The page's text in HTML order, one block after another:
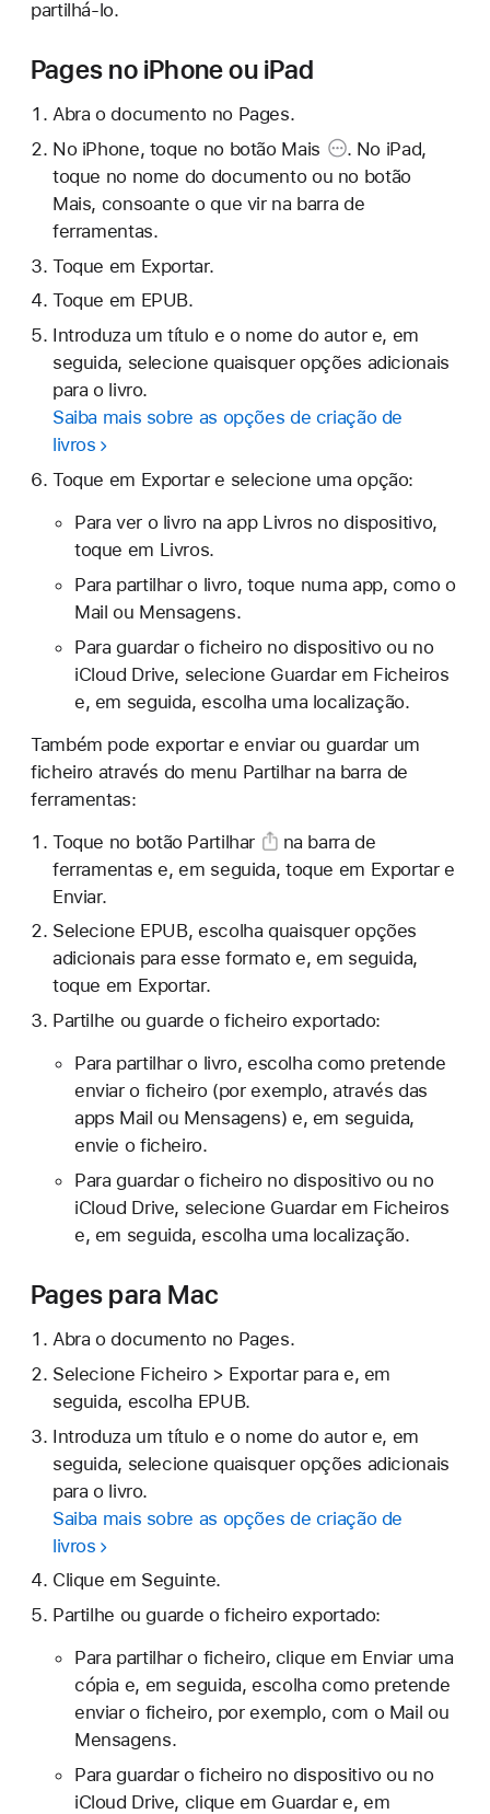
partilhá-lo.
Pages no iPhone ou iPad
Abra o documento no Pages.
No iPhone, toque no botão Mais
. No iPad,
toque no nome do documento ou no botão
Mais, consoante o que vir na barra de
ferramentas.
Toque em Exportar.
Toque em EPUB.
Introduza um título e o nome do autor e, em
seguida, selecione quaisquer opções adicionais
para o livro.
Saiba mais sobre as opções de criação de
livros
Toque em Exportar e selecione uma opção:
Para ver o livro na app Livros no dispositivo,
toque em Livros.
Para partilhar o livro, toque numa app, como o
Mail ou Mensagens.
Para guardar o ficheiro no dispositivo ou no
iCloud Drive, selecione Guardar em Ficheiros
e, em seguida, escolha uma localização.
Também pode exportar e enviar ou guardar um
ficheiro através do menu Partilhar na barra de
ferramentas:
Toque no botão Partilhar
na barra de
ferramentas e, em seguida, toque em Exportar e
Enviar.
Selecione EPUB, escolha quaisquer opções
adicionais para esse formato e, em seguida,
toque em Exportar.
Partilhe ou guarde o ficheiro exportado:
Para partilhar o livro, escolha como pretende
enviar o ficheiro (por exemplo, através das
apps Mail ou Mensagens) e, em seguida,
envie o ficheiro.
Para guardar o ficheiro no dispositivo ou no
iCloud Drive, selecione Guardar em Ficheiros
e, em seguida, escolha uma localização.
Pages para Mac
Abra o documento no Pages.
Selecione Ficheiro > Exportar para e, em
seguida, escolha EPUB.
Introduza um título e o nome do autor e, em
seguida, selecione quaisquer opções adicionais
para o livro.
Saiba mais sobre as opções de criação de
livros
Clique em Seguinte.
Partilhe ou guarde o ficheiro exportado:
Para partilhar o ficheiro, clique em Enviar uma
cópia e, em seguida, escolha como pretende
enviar o ficheiro, por exemplo, com o Mail ou
Mensagens.
Para guardar o ficheiro no dispositivo ou no
iCloud Drive, clique em Guardar e, em